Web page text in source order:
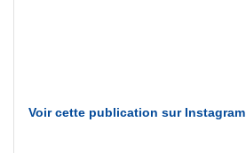
Voir cette publication sur Instagram